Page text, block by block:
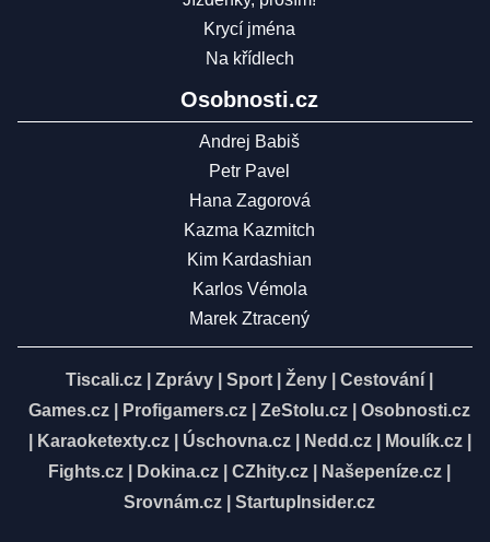
Krycí jména
Na křídlech
Osobnosti.cz
Andrej Babiš
Petr Pavel
Hana Zagorová
Kazma Kazmitch
Kim Kardashian
Karlos Vémola
Marek Ztracený
Tiscali.cz Zprávy Sport Ženy Cestování
Games.cz
Profigamers.cz ZeStolu.cz
Osobnosti.cz
Karaoketexty.cz| Úschovna.cz| Nedd.cz| Moulík.cz|
Fights.cz
Dokina.cz CZhity.cz Našepeníze.cz
Srovnám.cz
StartupInsider.cz